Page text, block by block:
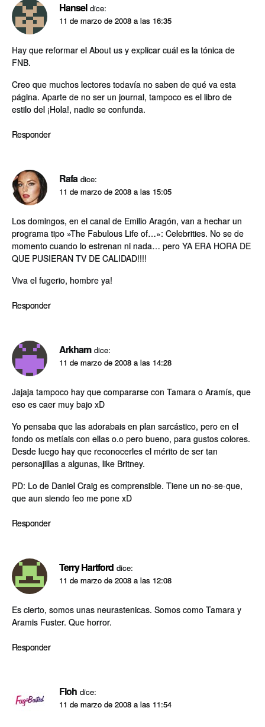
Hansel dice:
11 de marzo de 2008 a las 16:35
Hay que reformar el About us y explicar cuál es la tónica de
FNB.
Creo que muchos lectores todaví­a no saben de qué va esta
página. Aparte de no ser un journal, tampoco es el libro de
estilo del ¡Hola!, nadie se confunda.
Responder
Rafa dice:
11 de marzo de 2008 a las 15:05
Los domingos, en el canal de Emilio Aragón, van a hechar un
programa tipo »The Fabulous Life of…»: Celebrities. No se de
momento cuando lo estrenan ni nada… pero YA ERA HORA DE
QUE PUSIERAN TV DE CALIDAD!!!!
Viva el fugerio, hombre ya!
Responder
Arkham dice:
11 de marzo de 2008 a las 14:28
Jajaja tampoco hay que compararse con Tamara o Aramí­s, que
eso es caer muy bajo xD
Yo pensaba que las adorabais en plan sarcástico, pero en el
fondo os metí­ais con ellas o.o pero bueno, para gustos colores.
Desde luego hay que reconocerles el mérito de ser tan
personajillas a algunas, like Britney.
PD: Lo de Daniel Craig es comprensible. Tiene un no-se-que,
que aun siendo feo me pone xD
Responder
Terry Hartford dice:
11 de marzo de 2008 a las 12:08
Es cierto, somos unas neurastenicas. Somos como Tamara y
Aramis Fuster. Que horror.
Responder
Floh dice:
11 de marzo de 2008 a las 11:54